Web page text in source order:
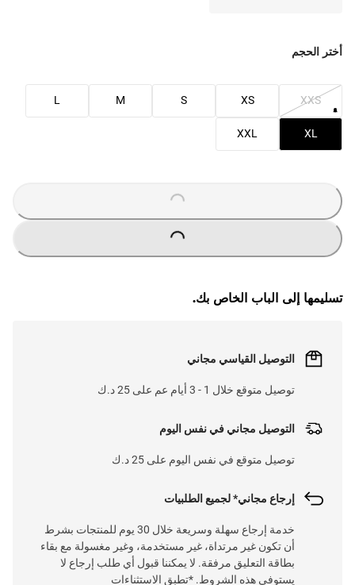
أختر الحجم
XXS
XS
S
M
L
XL
XXL
L
.
L
.
تسليمها إلى الباب الخاص بك.
التوصيل القياسي مجاني
توصيل متوقع خلال 1 - 3 أيام عم على 25 د.ك
التوصيل مجاني في نفس اليوم
توصيل متوقع في نفس اليوم على 25 د.ك
إرجاع مجاني* لجميع الطلبيات
خدمة إرجاع سهلة وسريعة خلال 30 يوم للمنتجات بشرط
أن تكون غير مرتداة، غير مستخدمة، وغير مغسولة مع بقاء
بطاقة التعليق مرفقة. لا يمكننا قبول أي طلب إرجاع لا
يستوفي هذه الشروط. *تطبق الاستثناءات